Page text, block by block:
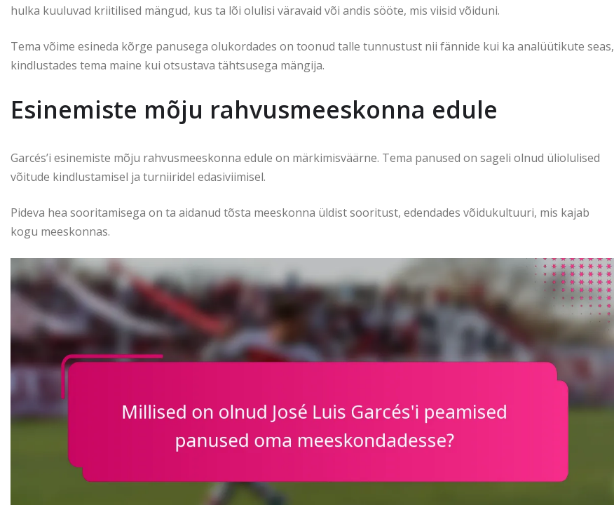
hulka kuuluvad kriitilised mängud, kus ta lõi olulisi väravaid või andis sööte, mis viisid võiduni.
Tema võime esineda kõrge panusega olukordades on toonud talle tunnustust nii fännide kui ka analüütikute seas,
kindlustades tema maine kui otsustava tähtsusega mängija.
Esinemiste mõju rahvusmeeskonna edule
Garcés’i esinemiste mõju rahvusmeeskonna edule on märkimisväärne. Tema panused on sageli olnud üliolulised
võitude kindlustamisel ja turniiridel edasiviimisel.
Pideva hea sooritamisega on ta aidanud tõsta meeskonna üldist sooritust, edendades võidukultuuri, mis kajab
kogu meeskonnas.